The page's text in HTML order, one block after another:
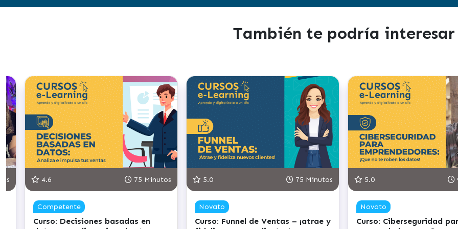
También te podría interesar
75 Minutos
– ¡atrae y
90 Minutos
Novato
Curso: Ciberseguridad para
90 Minutos
Curso: Punto de equilibrio
Curso: